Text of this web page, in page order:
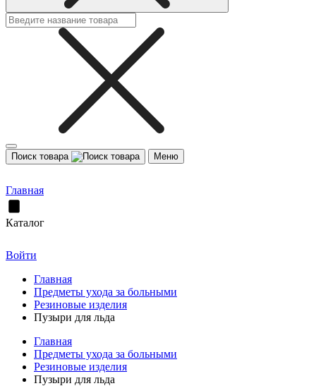
Поиск товара Меню
Главная
Каталог
Войти
Главная
Предметы ухода за больными
Резиновые изделия
Пузыри для льда
Главная
Предметы ухода за больными
Резиновые изделия
Пузыри для льда